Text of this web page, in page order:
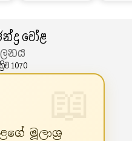
චෝළ
1070
මූලාශ්‍ර